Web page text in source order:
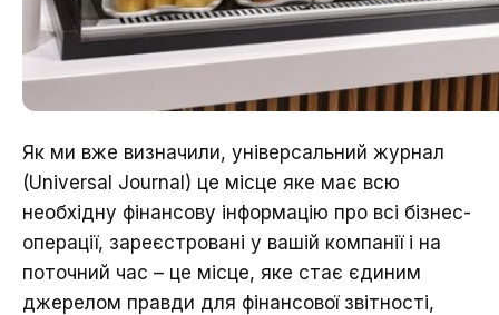
Як ми вже визначили, універсальний журнал
(Universal Journal) це місце яке має всю
необхідну фінансову інформацію про всі бізнес-
операції, зареєстровані у вашій компанії і на
поточний час – це місце, яке стає єдиним
джерелом правди для фінансової звітності,